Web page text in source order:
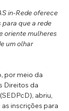
in-Rede oferece
que a rede
oriente mulheres
um olhar
por meio da
Direitos da
abriu,
inscrições para